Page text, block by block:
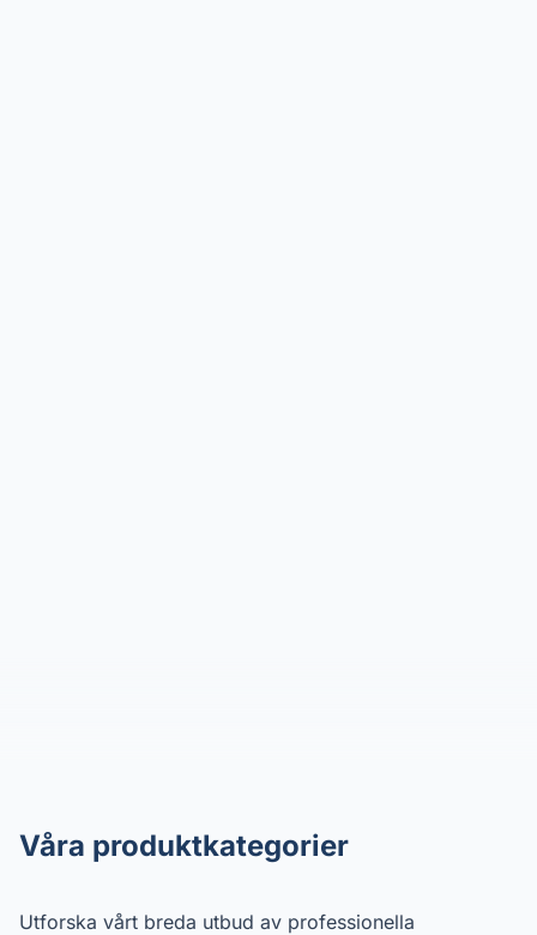
Våra produktkategorier
Utforska vårt breda utbud av professionella